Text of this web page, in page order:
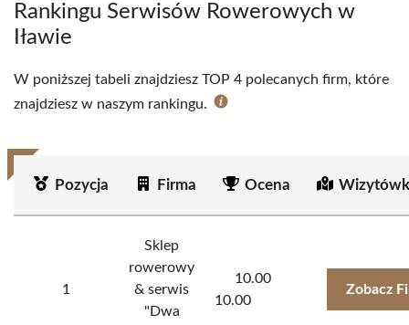
Rankingu Serwisów Rowerowych w
Iławie
W poniższej tabeli znajdziesz TOP 4 polecanych firm, które
znajdziesz w naszym rankingu.
Pozycja Firma Ocena
1
Sklep
rowerowy
& serwis
"Dwa
10.00
10.00
Zobacz